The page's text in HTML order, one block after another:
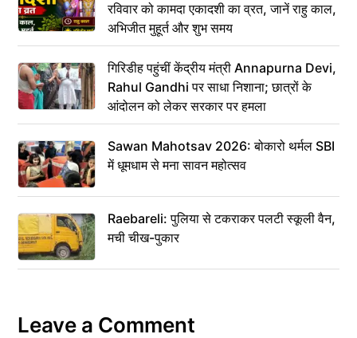
रविवार को कामदा एकादशी का व्रत, जानें राहु काल,
अभिजीत मुहूर्त और शुभ समय
गिरिडीह पहुंचीं केंद्रीय मंत्री Annapurna Devi,
Rahul Gandhi पर साधा निशाना; छात्रों के
आंदोलन को लेकर सरकार पर हमला
Sawan Mahotsav 2026: बोकारो थर्मल SBI
में धूमधाम से मना सावन महोत्सव
Raebareli: पुलिया से टकराकर पलटी स्कूली वैन,
मची चीख-पुकार
Leave a Comment